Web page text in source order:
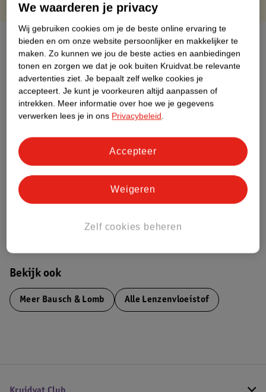
Over dit product
Productinformatie
Etiketinformatie
Nature Impact Score
Dit product heeft (nog) geen Nature
Impact Score.
Bestel & Bezorginformatie
Bekijk ook
Meer Bausch & Lomb Alle Lenzenvloeistof
We waarderen je privacy
Wij gebruiken cookies om je de beste online ervaring te
bieden en om onze website persoonlijker en makkelijker te
maken. Zo kunnen we jou de beste acties en aanbiedingen
tonen en zorgen we dat je ook buiten Kruidvat.be relevante
advertenties ziet. Je bepaalt zelf welke cookies je
accepteert. Je kunt je voorkeuren altijd aanpassen of
intrekken. Meer informatie over hoe we je gegevens
verwerken lees je in ons Privacybeleid.
Zelf cookies beheren
Weigeren
Accepteer